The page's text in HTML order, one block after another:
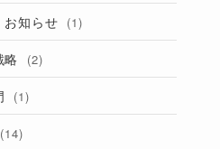
お知らせ (1)
略 (2)
(1)
(14)